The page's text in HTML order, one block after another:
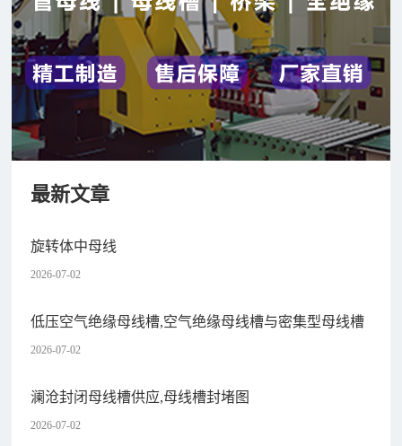
最新文章
旋转体中母线
2026-07-02
低压空气绝缘母线槽,空气绝缘母线槽与密集型母线槽
2026-07-02
澜沧封闭母线槽供应,母线槽封堵图
2026-07-02